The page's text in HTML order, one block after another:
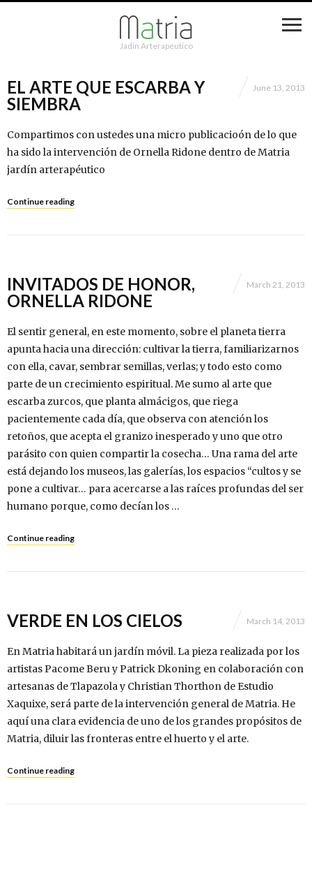
Jadín Arterapéutico
EL ARTE QUE ESCARBA Y
SIEMBRA
June 13, 2013
Compartimos con ustedes una micro publicacioón de lo que
ha sido la intervención de Ornella Ridone dentro de Matria
jardín arterapéutico
Continue reading
INVITADOS DE HONOR,
ORNELLA RIDONE
March 21, 2013
El sentir general, en este momento, sobre el planeta tierra
apunta hacia una dirección: cultivar la tierra, familiarizarnos
con ella, cavar, sembrar semillas, verlas; y todo esto como
parte de un crecimiento espiritual. Me sumo al arte que
escarba zurcos, que planta almácigos, que riega
pacientemente cada día, que observa con atención los
retoños, que acepta el granizo inesperado y uno que otro
parásito con quien compartir la cosecha… Una rama del arte
está dejando los museos, las galerías, los espacios “cultos y se
pone a cultivar… para acercarse a las raíces profundas del ser
humano porque, como decían los …
Continue reading
VERDE EN LOS CIELOS March 14, 2013
En Matria habitará un jardín móvil. La pieza realizada por los
artistas Pacome Beru y Patrick Dkoning en colaboración con
artesanas de Tlapazola y Christian Thorthon de Estudio
Xaquixe, será parte de la intervención general de Matria. He
aquí una clara evidencia de uno de los grandes propósitos de
Matria, diluir las fronteras entre el huerto y el arte.
Continue reading